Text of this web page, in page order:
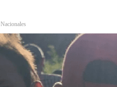
Nacionales